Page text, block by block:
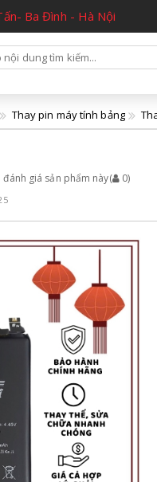
Ba Đình - Hà Nội
Thay pin máy tính bảng
giá sản phẩm này( 0)